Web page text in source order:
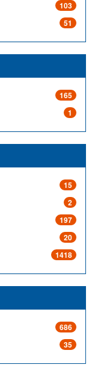
103
51
165
1
15
2
197
20
1418
686
35